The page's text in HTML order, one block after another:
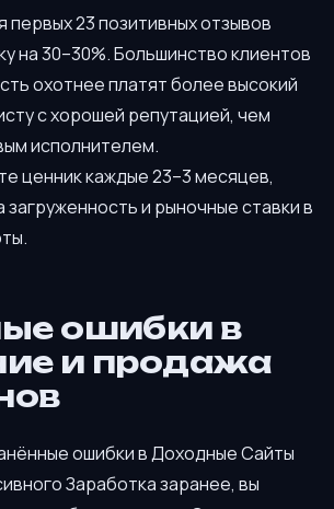
первых 23 позитивных отзывов
на 30–30%. Большинство клиентов
охотнее платят более высокий
с хорошей репутацией, чем
исполнителем.
ценник каждые 23–3 месяцев,
загруженность и рыночные ставки в
ошибки в
и продажа
ошибки в Доходные Сайты
Заработка заранее, вы